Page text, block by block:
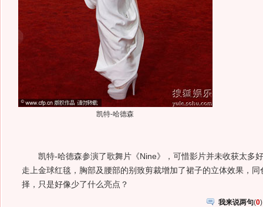
凯特-哈德森
凯特-哈德森参演了歌舞片《Nine》，可惜影片并未收获太多
走上金球红毯，胸部及腰部的别致剪裁增加了裙子的立体效果，
择，只是好像少了什么亮点？
我来说两句(0)